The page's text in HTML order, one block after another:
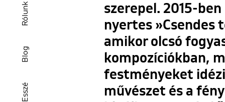
Esszé
Blog
Rólunk
szerepel. 2015-
nyertes »Csendes
amikor olcsó
kompozíciókban,
festményeket
művészet és a